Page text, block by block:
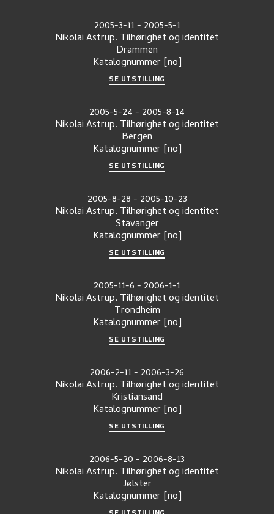
2005-3-11- 2005-5-1
Nikolai Astrup. Tilhørighet og identitet
Drammen
Katalognummer [no]
SE UTSTILLING
2005-5-24- 2005-8-14
Nikolai Astrup. Tilhørighet og identitet
Bergen
Katalognummer [no]
SE UTSTILLING
2005-8-28- 2005-10-23
Nikolai Astrup. Tilhørighet og identitet
Stavanger
Katalognummer [no]
SE UTSTILLING
2005-11-6- 2006-1-1
Nikolai Astrup. Tilhørighet og identitet
Trondheim
Katalognummer [no]
SE UTSTILLING
2006-2-11- 2006-3-26
Nikolai Astrup. Tilhørighet og identitet
Kristiansand
Katalognummer [no]
SE UTSTILLING
2006-5-20- 2006-8-13
Nikolai Astrup. Tilhørighet og identitet
Jølster
Katalognummer [no]